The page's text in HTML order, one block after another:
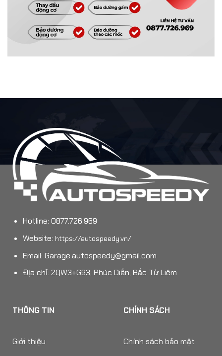
Hotline: 0877.726.969
Website: https://autospeedy.vn/
Email: Garage.autospeedy@gmail.com
Địa chỉ: 2QW3+G93, Phúc Diễn, Bắc Từ Liêm
THÔNG TIN
Giới thiệu
CHÍNH SÁCH
Chính sách bảo mật